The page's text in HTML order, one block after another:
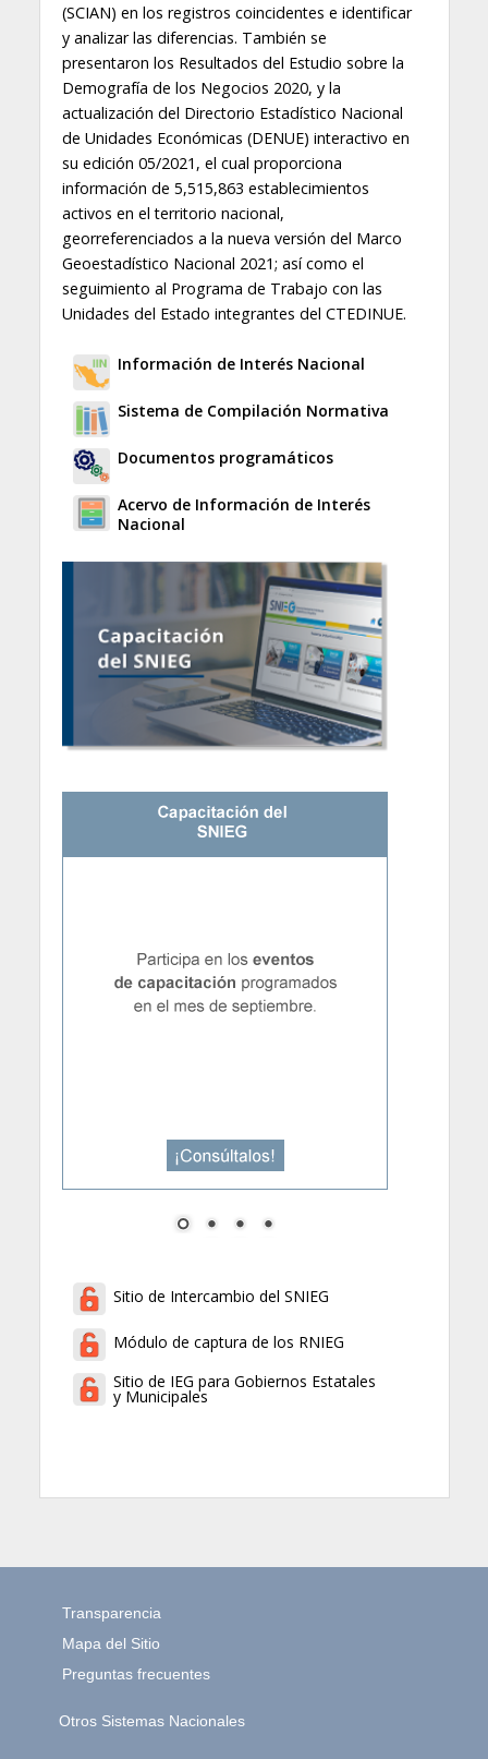
(SCIAN) en los registros coincidentes e identificar
y analizar las diferencias. También se
presentaron los Resultados del Estudio sobre la
Demografía de los Negocios 2020, y la
actualización del Directorio Estadístico Nacional
de Unidades Económicas (DENUE) interactivo en
su edición 05/2021, el cual proporciona
información de 5,515,863 establecimientos
activos en el territorio nacional,
georreferenciados a la nueva versión del Marco
Geoestadístico Nacional 2021; así como el
seguimiento al Programa de Trabajo con las
Unidades del Estado integrantes del CTEDINUE.
Información de Interés Nacional
Sistema de Compilación Normativa
Documentos programáticos
Acervo de Información de Interés
Nacional
Sitio de Intercambio del SNIEG
Módulo de captura de los RNIEG
Sitio de IEG para Gobiernos Estatales
y Municipales
Transparencia
Mapa del Sitio
Preguntas frecuentes
Otros Sistemas Nacionales